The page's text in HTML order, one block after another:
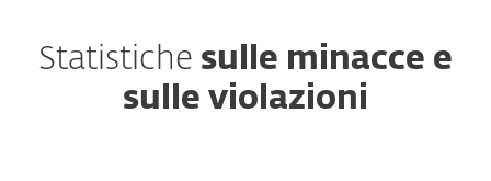
Statistiche sulle minacce e
sulle violazioni